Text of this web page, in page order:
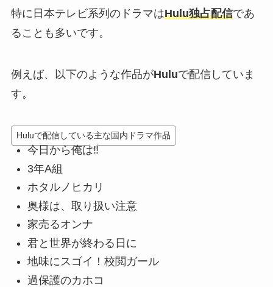
特に日本テレビ系列のドラマはHulu独占配信であ
ることも多いです。
例えば、以下のような作品がHuluで配信していま
す。
Huluで配信している主な国内ドラマ作品
今日から俺は‼
3年A組
ホタルノヒカリ
奥様は、取り扱い注意
家売るオンナ
君と世界が終わる日に
地味にスゴイ！校閲ガール
過保護のカホコ